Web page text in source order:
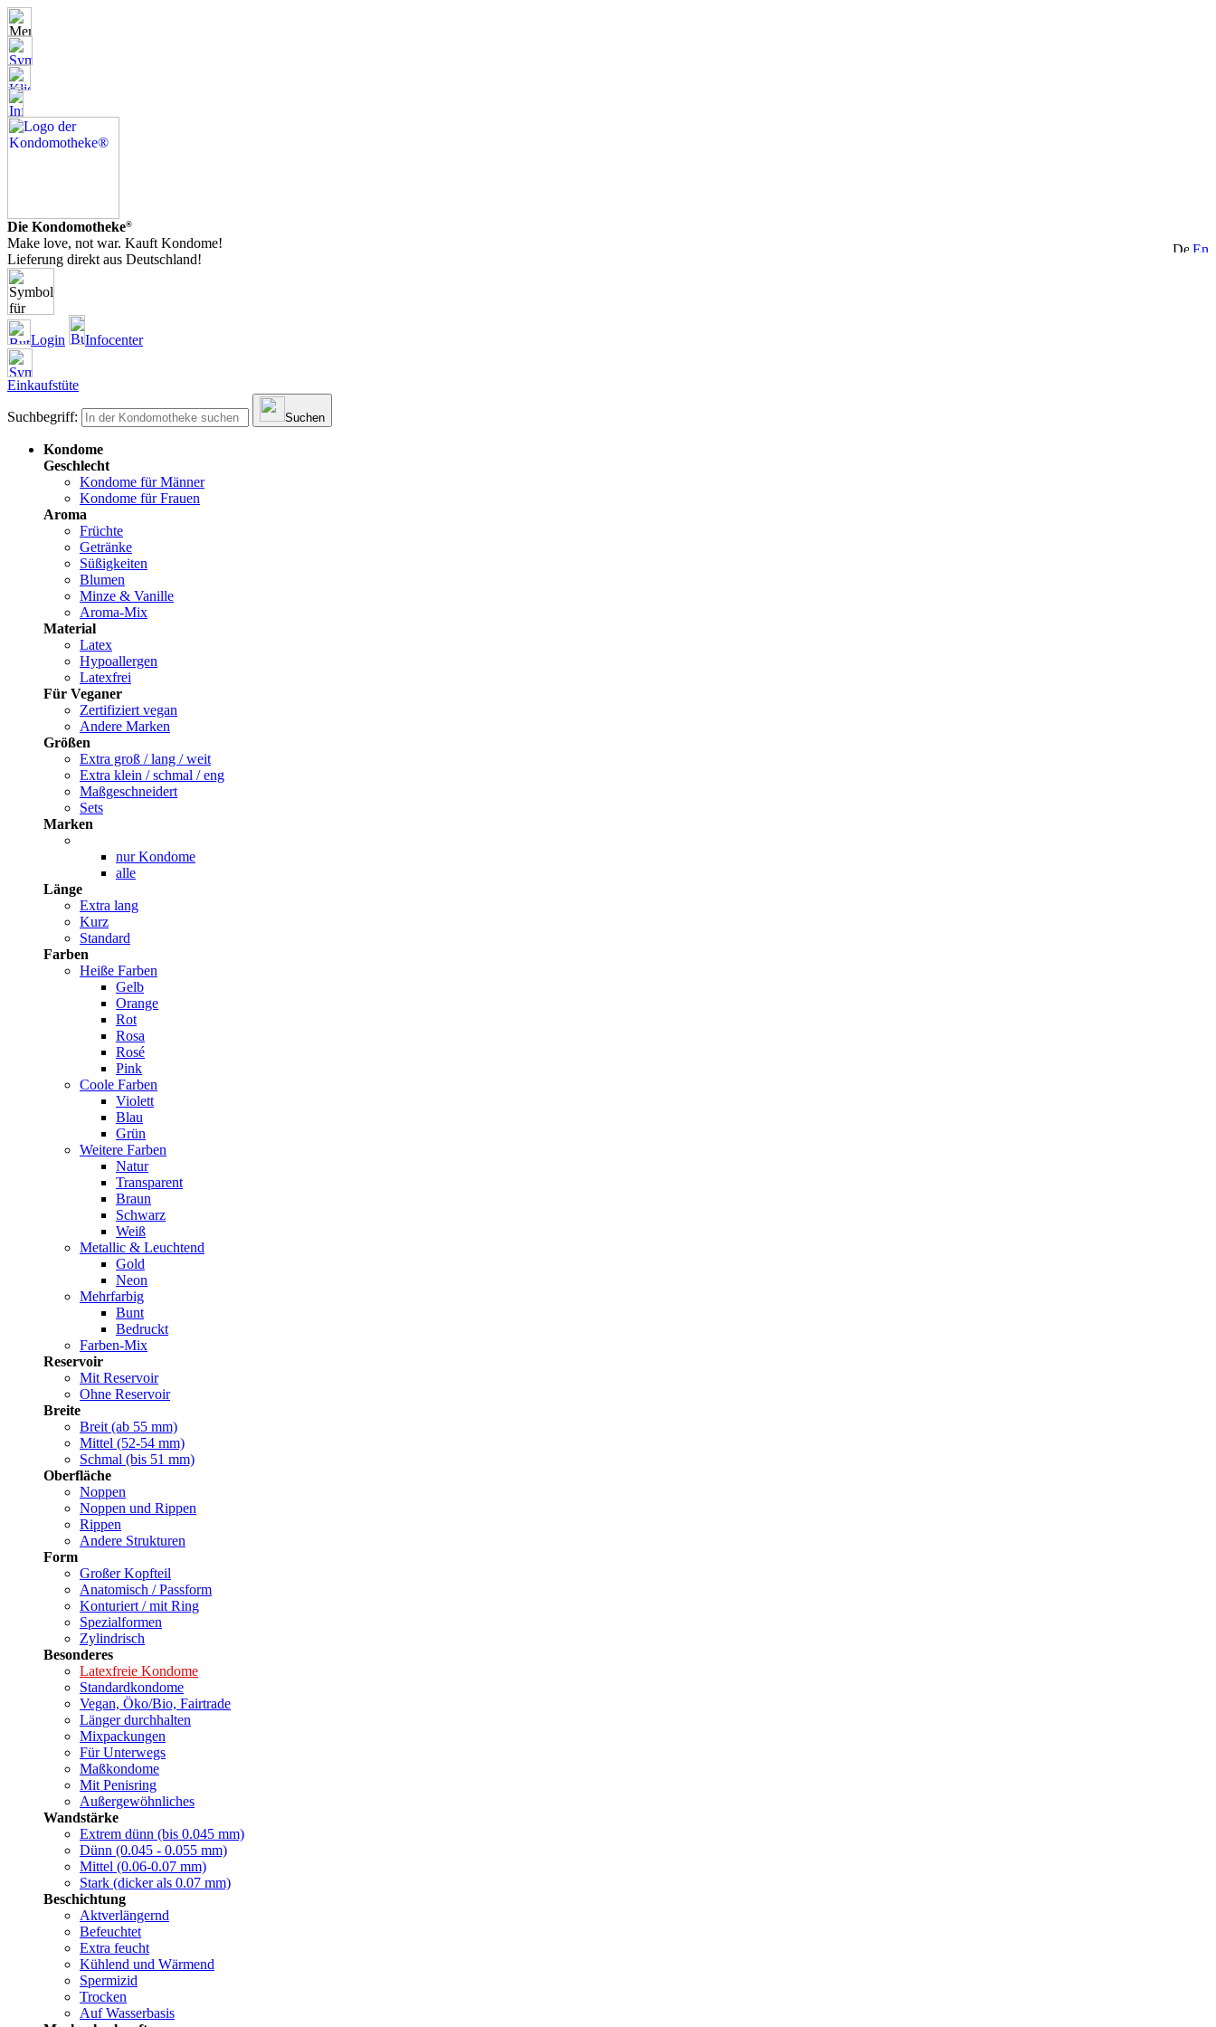
Die Kondomotheke®
Make love, not war. Kauft Kondome!
Lieferung direkt aus Deutschland!
Login Infocenter
Einkaufstüte
Suchbegriff: Suchen
Kondome
Geschlecht
Kondome für Männer
Kondome für Frauen
Aroma
Früchte
Getränke
Süßigkeiten
Blumen
Minze & Vanille
Aroma-Mix
Material
Latex
Hypoallergen
Latexfrei
Für Veganer
Zertifiziert vegan
Andere Marken
Größen
Extra groß / lang / weit
Extra klein / schmal / eng
Maßgeschneidert
Sets
Marken
nur Kondome
alle
Länge
Extra lang
Kurz
Standard
Farben
Heiße Farben
Gelb
Orange
Rot
Rosa
Rosé
Pink
Coole Farben
Violett
Blau
Grün
Weitere Farben
Natur
Transparent
Braun
Schwarz
Weiß
Metallic & Leuchtend
Gold
Neon
Mehrfarbig
Bunt
Bedruckt
Farben-Mix
Reservoir
Mit Reservoir
Ohne Reservoir
Breite
Breit (ab 55 mm)
Mittel (52-54 mm)
Schmal (bis 51 mm)
Oberfläche
Noppen
Noppen und Rippen
Rippen
Andere Strukturen
Form
Großer Kopfteil
Anatomisch / Passform
Konturiert / mit Ring
Spezialformen
Zylindrisch
Besonderes
Latexfreie Kondome
Standardkondome
Vegan, Öko/Bio, Fairtrade
Länger durchhalten
Mixpackungen
Für Unterwegs
Maßkondome
Mit Penisring
Außergewöhnliches
Wandstärke
Extrem dünn (bis 0.045 mm)
Dünn (0.045 - 0.055 mm)
Mittel (0.06-0.07 mm)
Stark (dicker als 0.07 mm)
Beschichtung
Aktverlängernd
Befeuchtet
Extra feucht
Kühlend und Wärmend
Spermizid
Trocken
Auf Wasserbasis